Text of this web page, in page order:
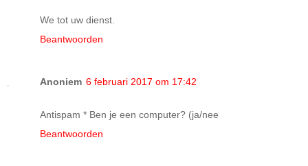
We tot uw dienst.
Beantwoorden
Anoniem 6 februari 2017 om 17:42
Antispam * Ben je een computer? (ja/nee
Beantwoorden